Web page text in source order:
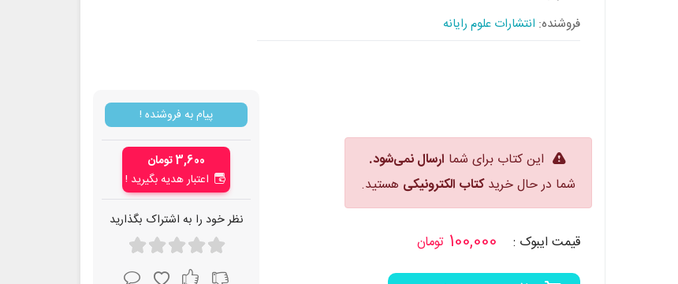
فروشنده: انتشارات علوم رایانه
این کتاب برای شما ارسال نمی‌شود.
شما در حال خریدکتاب الکترونیکی هستید.
قیمت ایبوک :
100,000 تومان
پیام به فروشنده !
3,600 تومان
اعتبار هدیه بگیرید !
نظر خود را به اشتراک بگذارید